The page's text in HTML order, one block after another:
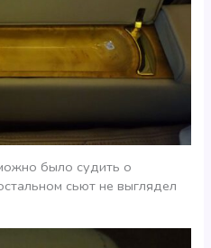
было судить о
сьют не выглядел